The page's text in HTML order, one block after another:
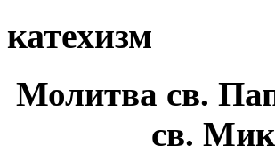
катехизм
Молитва св.
св.